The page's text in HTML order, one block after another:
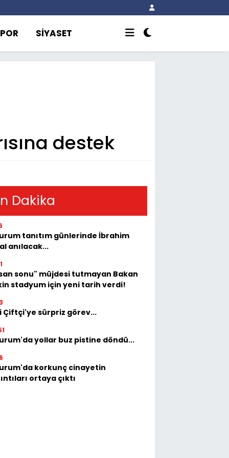
SİYASET
destek
Dakika
tanıtım günlerinde İbrahim
anılacak...
sonu" müjdesi tutmayan Bakan
stadyum için yeni tarih verdi!
Çiftçi'ye sürpriz görev...
yollar buz pistine döndü...
korkunç cinayetin
ortaya çıktı